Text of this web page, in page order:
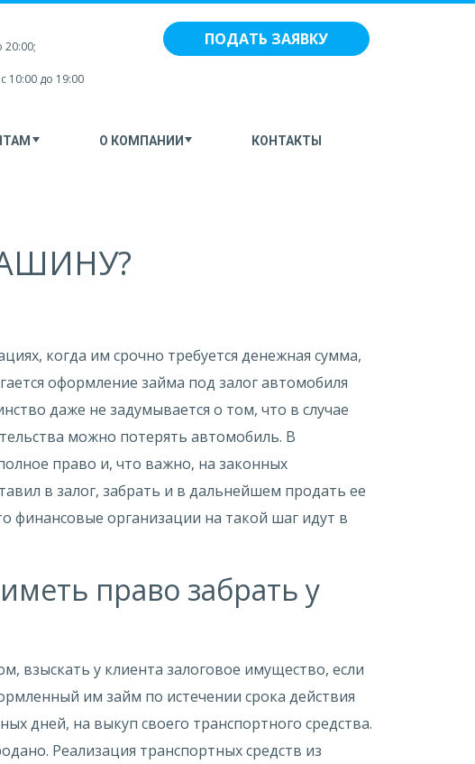
20:00;
10:00 до 19:00
ПОДАТЬ ЗАЯВКУ
О КОМПАНИИ КОНТАКТЫ
когда им срочно требуется денежная сумма,
оформление займа под залог автомобиля
даже не задумывается о том, что в случае
можно потерять автомобиль. В
право и, что важно, на законных
в залог, забрать и в дальнейшем продать ее
финансовые организации на такой шаг идут в
право забрать у
взыскать у клиента залоговое имущество, если
им займ по истечении срока действия
дней, на выкуп своего транспортного средства.
Реализация транспортных средств из